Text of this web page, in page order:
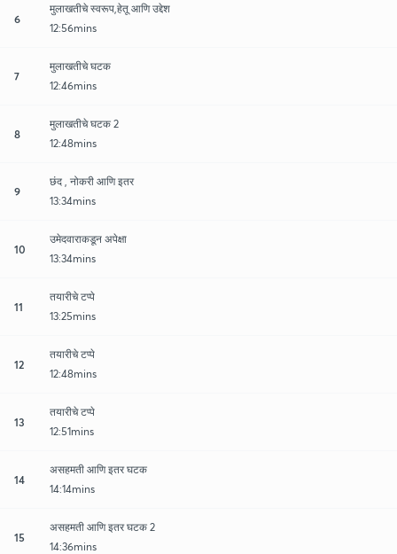
6
मुलाखतीचे स्वरूप,हेतू आणि उद्देश
12:56mins
7
मुलाखतीचे घटक
12:46mins
8
मुलाखतीचे घटक 2
12:48mins
9
छंद , नोकरी आणि इतर
13:34mins
10
उमेदवाराकडून अपेक्षा
13:34mins
11
तयारीचे टप्पे
13:25mins
12
तयारीचे टप्पे
12:48mins
13
तयारीचे टप्पे
12:51mins
14
असहमती आणि इतर घटक
14:14mins
15
असहमती आणि इतर घटक 2
14:36mins